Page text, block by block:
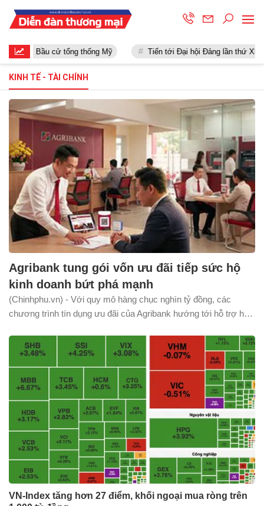
Bầu cử tổng thống Mỹ Tiến tới Đại hội Đảng lần thứ XIII
KINH TẾ - TÀI CHÍNH
Agribank tung gói vốn ưu đãi tiếp sức hộ
kinh doanh bứt phá mạnh
(Chinhphu.vn) - Với quy mô hàng chục nghìn tỷ đồng, các
chương trình tín dụng ưu đãi của Agribank hướng tới hỗ trợ hộ,
tiếp cận hệ sinh thái dịch vụ ngân hàng số.
VN-Index tăng hơn 27 điểm, khối ngoại mua ròng trên